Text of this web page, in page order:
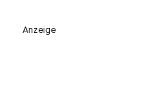
Anzeige